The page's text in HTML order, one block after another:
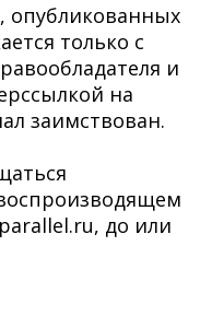
опубликованных
только с
и
на
заимствован.
до или